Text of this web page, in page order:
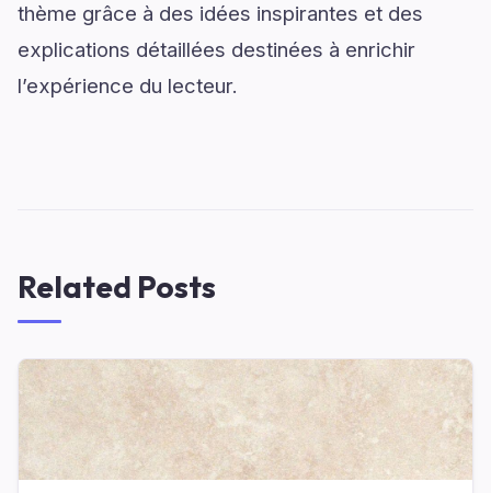
thème grâce à des idées inspirantes et des
explications détaillées destinées à enrichir
l’expérience du lecteur.
Related Posts